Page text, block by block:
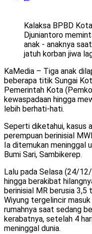
Kalaksa BPBD
Djuniantoro
anak - anaknya
jatuh korban jiwa
KaMedia – Tiga anak
beberapa titik Sungai
Pemerintah Kota
kewaspadaan hingga
lebih berhati-hati.
Seperti diketahui, kasus
perempuan berinisial
Ia ditemukan meninggal
Bumi Sari, Sambikerep.
Lalu pada Selasa (24/
hingga berakibat
berinisial MR berusia 3,5
Wiyung tergelincir
rumahnya saat sedang
kerabatnya, setelah 4
meninggal dunia.